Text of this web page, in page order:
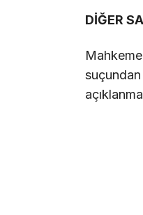
DİĞER
suçundan